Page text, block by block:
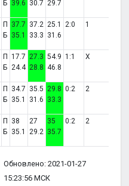
Б 39.6 30.7 29.7
П
Б
37.7
35.1
37.2
33.3
25.1
31.6
2:0 1
П
Б
17.7
24.4
27.3
28.8
54.9
46.8
1:1 X
П
Б
34.7
35.1
35.5
31.6
29.8
33.3
0:2 2
П
Б
38
35.1
27
29.2
35
35.7
0:2 2
Обновлено: 2021-01-27
15:23:56 МСК